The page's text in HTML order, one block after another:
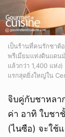
เป็นร้านที่คนรักชาต้
พรีเมี่ยมแห่งดินแดน
แล้วกว่า 1,400 แห่ง
แรกสุดยิ่งใหญ่ใน
จิบคู่กับชาหลา
ค่า อาทิ ใบชา
(ไนซือ) จะใช้